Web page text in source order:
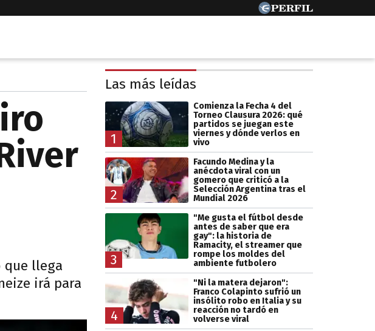
que llega
irá para
Las más leídas
1
Comienza la Fecha 4 del
Torneo Clausura 2026: qué
partidos se juegan este
viernes y dónde verlos en
vivo
2
Facundo Medina y la
anécdota viral con un
gomero que criticó a la
Selección Argentina tras el
Mundial 2026
3
"Me gusta el fútbol desde
antes de saber que era
gay": la historia de
Ramacity, el streamer que
rompe los moldes del
ambiente futbolero
4
"Ni la matera dejaron":
Franco Colapinto sufrió un
insólito robo en Italia y su
reacción no tardó en
volverse viral